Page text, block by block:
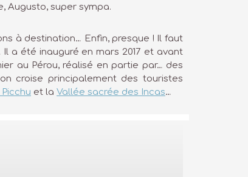
Augusto, super sympa.
à destination… Enfin, presque ! Il faut
a été inauguré en mars 2017 et avant
au Pérou, réalisé en partie par… des
croise principalement des touristes
et la Vallée sacrée des Incas…